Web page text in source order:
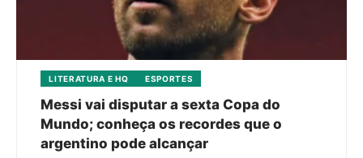
LITERATURA E HQ ESPORTES
Messi vai disputar a sexta Copa do
Mundo; conheça os recordes que o
argentino pode alcançar